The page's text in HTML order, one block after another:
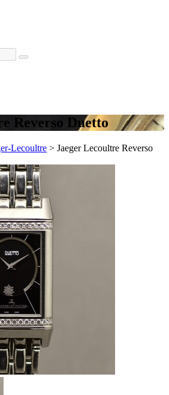
Reverso Duetto
Lecoultre > Jaeger Lecoultre Reverso